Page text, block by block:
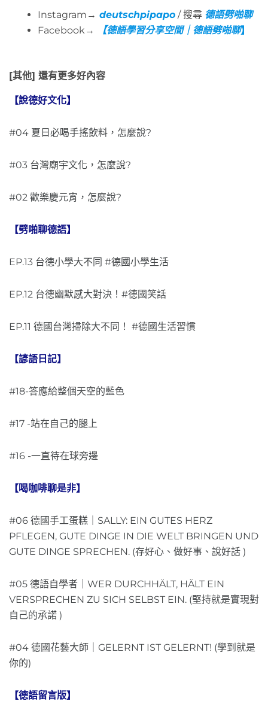
Instagram→ deutschpipapo / 搜尋 德語劈啪聊
Facebook→
【德語學習分享空間｜德語劈啪聊】
[其他] 還有更多好內容
【說德好文化】
#04 夏日必喝手搖飲料，怎麼說?
#03 台灣廟宇文化，怎麼說?
#02 歡樂慶元宵，怎麼說?
【劈啪聊德語】
EP.13 台德小學大不同 #德國小學生活
EP.12 台德幽默感大對決！#德國笑話
EP.11 德國台灣掃除大不同！ #德國生活習慣
【諺語日記】
#18-答應給整個天空的藍色
#17 -站在自己的腿上
#16 -一直待在球旁邊
【喝咖啡聊是非】
#06 德國手工蛋糕｜SALLY: EIN GUTES HERZ
PFLEGEN, GUTE DINGE IN DIE WELT BRINGEN UND
GUTE DINGE SPRECHEN. (存好心、做好事、說好話 )
#05 德語自學者｜WER DURCHHÄLT, HÄLT EIN
VERSPRECHEN ZU SICH SELBST EIN. (堅持就是實現對
自己的承諾 )
#04 德國花藝大師｜GELERNT IST GELERNT! (學到就是
你的)
【德語留言版】